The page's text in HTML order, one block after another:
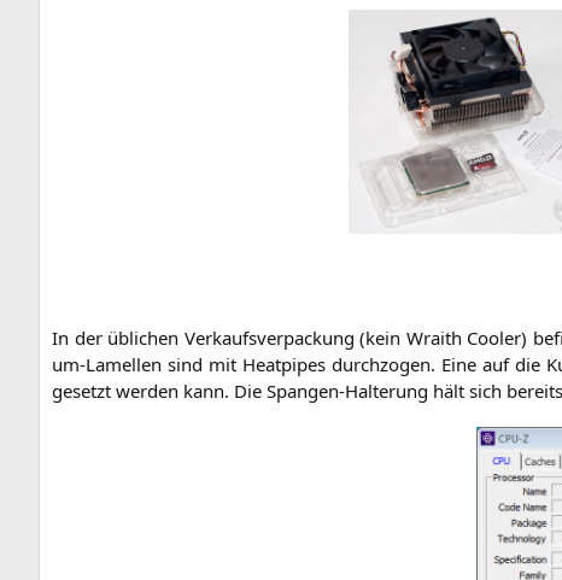
In der übli­chen Ver­kaufs­ver­pa­ckung (kein Wraith Coo­ler)
um-Lamel­len sind mit Heat­pipes durch­zo­gen. Eine auf die
ge­setzt wer­den kann. Die Span­gen-Hal­te­rung hält sich